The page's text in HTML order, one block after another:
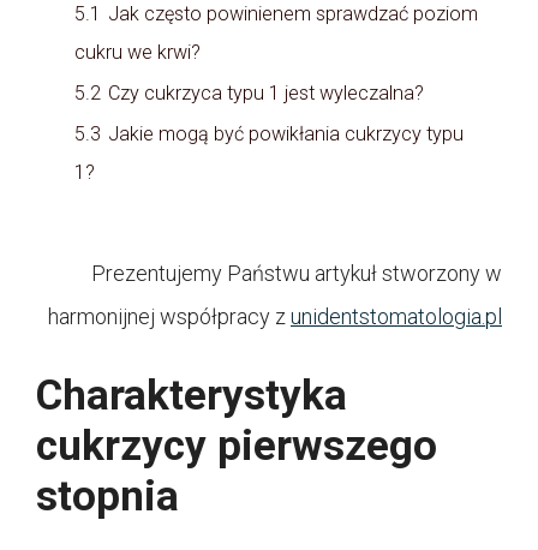
5.1 Jak często powinienem sprawdzać poziom
cukru we krwi?
5.2 Czy cukrzyca typu 1 jest wyleczalna?
5.3 Jakie mogą być powikłania cukrzycy typu
1?
Prezentujemy Państwu artykuł stworzony w
harmonijnej współpracy z unidentstomatologia.pl
Charakterystyka
cukrzycy pierwszego
stopnia